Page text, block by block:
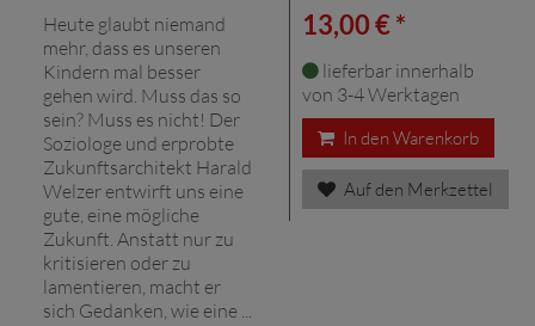
Heute glaubt niemand
mehr, dass es unseren
Kindern mal besser
gehen wird. Muss das so
sein? Muss es nicht! Der
Soziologe und erprobte
Zukunftsarchitekt Harald
Welzer entwirft uns eine
gute, eine mögliche
Zukunft. Anstatt nur zu
kritisieren oder zu
lamentieren, macht er
sich Gedanken, wie eine ...
13,00 € *
lieferbar innerhalb
von 3-4 Werktagen
In den Warenkorb
Auf den Merkzettel